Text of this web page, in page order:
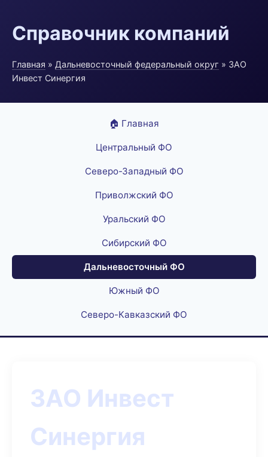
Справочник компаний
Главная » Дальневосточный федеральный округ » ЗАО
Инвест Синергия
🏠 Главная
Центральный ФО
Северо-Западный ФО
Приволжский ФО
Уральский ФО
Сибирский ФО
Дальневосточный ФО
Южный ФО
Северо-Кавказский ФО
ЗАО Инвест
Синергия